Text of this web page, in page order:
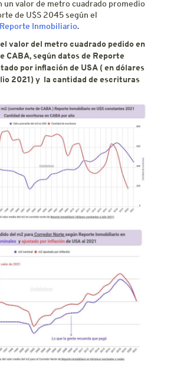
un valor de metro cuadrado promedio
de U$S 2045 según el
Reporte Inmobiliario.
valor del metro cuadrado pedido en
CABA, según datos de Reporte
por inflación de USA ( en dólares
2021) y la cantidad de escrituras